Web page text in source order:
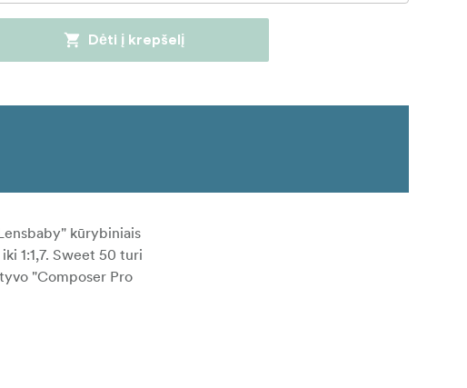
Dėti į krepšelį
kūrybiniais
1:1,7. Sweet 50 turi
"Composer Pro